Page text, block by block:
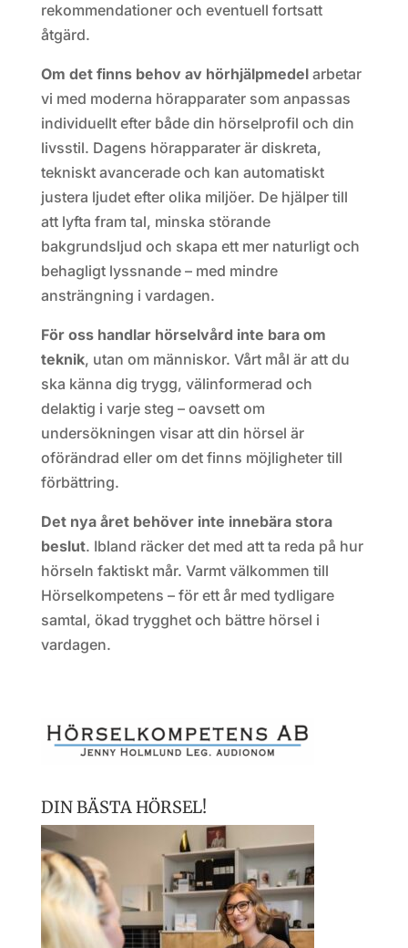
rekommendationer och eventuell fortsatt
åtgärd.
Om det finns behov av hörhjälpmedelarbetar
vi med moderna hörapparater som anpassas
individuellt efter både din hörselprofil och din
livsstil. Dagens hörapparater är diskreta,
tekniskt avancerade och kan automatiskt
justera ljudet efter olika miljöer. De hjälper till
att lyfta fram tal, minska störande
bakgrundsljud och skapa ett mer naturligt och
behagligt lyssnande – med mindre
ansträngning i vardagen.
För oss handlar hörselvård inte bara om
teknik, utan om människor. Vårt mål är att du
ska känna dig trygg, välinformerad och
delaktig i varje steg – oavsett om
undersökningen visar att din hörsel är
oförändrad eller om det finns möjligheter till
förbättring.
Det nya året behöver inte innebära stora
beslut. Ibland räcker det med att ta reda på hur
hörseln faktiskt mår. Varmt välkommen till
Hörselkompetens – för ett år med tydligare
samtal, ökad trygghet och bättre hörsel i
vardagen.
DIN BÄSTA HÖRSEL!